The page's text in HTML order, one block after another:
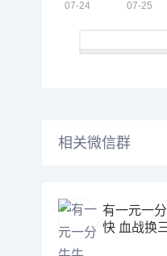
相关微信群
有一元一
快 血战换